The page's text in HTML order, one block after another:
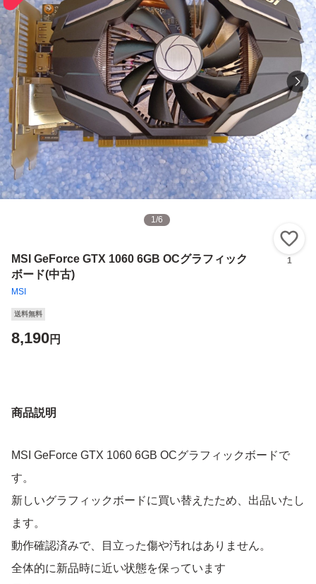
1/6
MSI GeForce GTX 1060 6GB OCグラフィック
ボード(中古)
MSI
1
送料無料
8,190円
商品説明
MSI GeForce GTX 1060 6GB OCグラフィックボードで
す。
新しいグラフィックボードに買い替えたため、出品いたし
ます。
動作確認済みで、目立った傷や汚れはありません。
全体的に新品時に近い状態を保っています